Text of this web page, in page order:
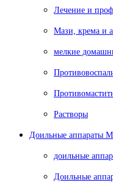
Лечение и
Мази, крема и
мелкие
Растворы
Доильные аппараты
доильные
Доильные